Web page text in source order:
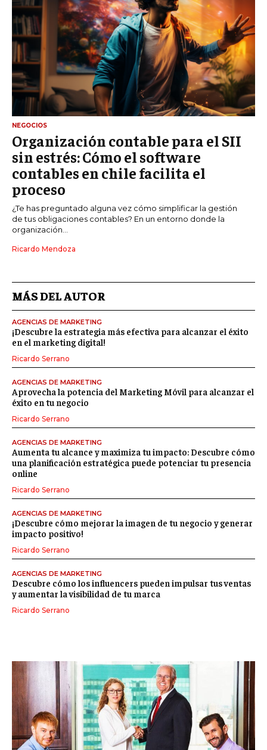
NEGOCIOS
Organización contable para el SII
sin estrés: Cómo el software
contables en chile facilita el
proceso
¿Te has preguntado alguna vez cómo simplificar la gestión
de tus obligaciones contables? En un entorno donde la
organización...
Ricardo Mendoza
MÁS DEL AUTOR
AGENCIAS DE MARKETING
¡Descubre la estrategia más efectiva para alcanzar el éxito
en el marketing digital!
Ricardo Serrano
AGENCIAS DE MARKETING
Aprovecha la potencia del Marketing Móvil para alcanzar el
éxito en tu negocio
Ricardo Serrano
AGENCIAS DE MARKETING
Aumenta tu alcance y maximiza tu impacto: Descubre cómo
una planificación estratégica puede potenciar tu presencia
online
Ricardo Serrano
AGENCIAS DE MARKETING
¡Descubre cómo mejorar la imagen de tu negocio y generar
impacto positivo!
Ricardo Serrano
AGENCIAS DE MARKETING
Descubre cómo los influencers pueden impulsar tus ventas
y aumentar la visibilidad de tu marca
Ricardo Serrano